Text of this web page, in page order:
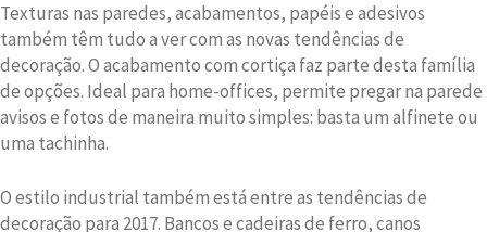
Texturas nas paredes, acabamentos, papéis e adesivos
também têm tudo a ver com as novas tendências de
decoração. O acabamento com cortiça faz parte desta família
de opções. Ideal para home-offices, permite pregar na parede
avisos e fotos de maneira muito simples: basta um alfinete ou
uma tachinha.
O estilo industrial também está entre as tendências de
decoração para 2017. Bancos e cadeiras de ferro, canos